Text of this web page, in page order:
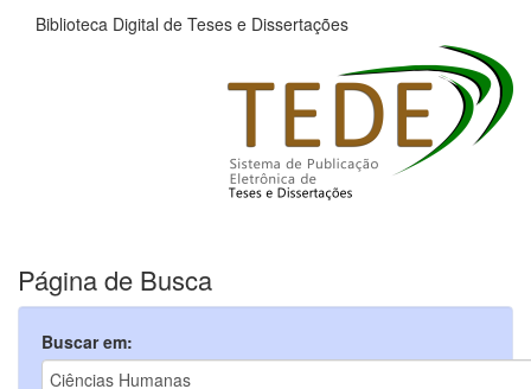
Biblioteca Digital de Teses e Dissertações
Página de Busca
Buscar em: